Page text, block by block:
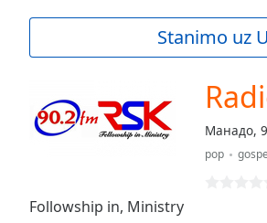
Current
Loaded:
0.00%
Seek to
Stanimo uz
Манадо,
pop
Followship in, Ministry